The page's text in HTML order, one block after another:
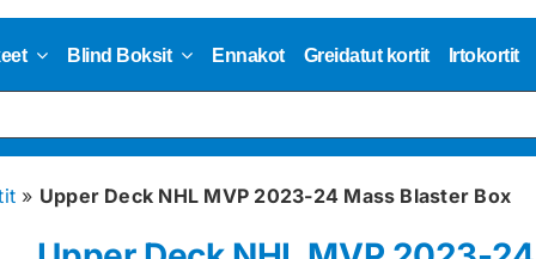
Blind Boksit Ennakot Greidatut kortit Irtokortit
» Upper Deck NHL MVP 2023-24 Mass Blaster Box